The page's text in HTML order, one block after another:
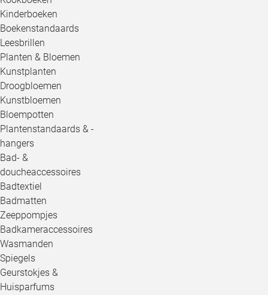
Kinderboeken
Boekenstandaards
Leesbrillen
Planten & Bloemen
Kunstplanten
Droogbloemen
Kunstbloemen
Bloempotten
Plantenstandaards & -
hangers
Bad- &
doucheaccessoires
Badtextiel
Badmatten
Zeeppompjes
Badkameraccessoires
Wasmanden
Spiegels
Geurstokjes &
Huisparfums